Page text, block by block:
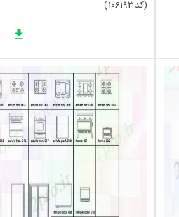
(کد106193)